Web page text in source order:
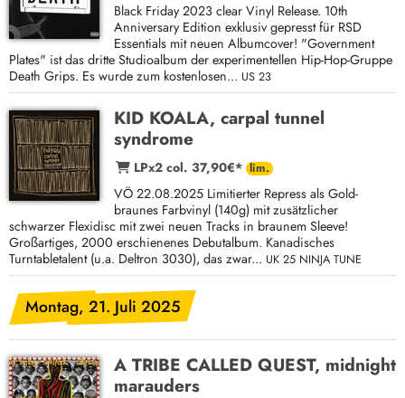
Black Friday 2023 clear Vinyl Release. 10th
Anniversary Edition exklusiv gepresst für RSD
Essentials mit neuen Albumcover! "Government
Plates" ist das dritte Studioalbum der experimentellen Hip-Hop-Gruppe
Death Grips. Es wurde zum kostenlosen... US 23
KID KOALA, carpal tunnel
syndrome
LPx2 col. 37,90€*
VÖ 22.08.2025 Limitierter Repress als Gold-
braunes Farbvinyl (140g) mit zusätzlicher
schwarzer Flexidisc mit zwei neuen Tracks in braunem Sleeve!
Großartiges, 2000 erschienenes Debutalbum. Kanadisches
Turntabletalent (u.a. Deltron 3030), das zwar... UK 25 NINJA TUNE
Montag, 21. Juli 2025
A TRIBE CALLED QUEST, midnight
marauders